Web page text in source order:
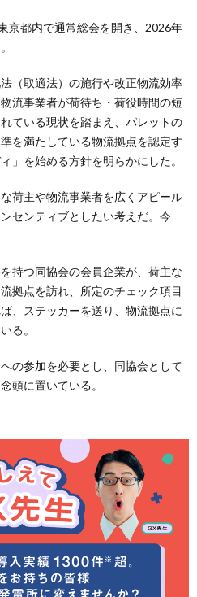
京都内で通常総会を開き、2026年
（取適法）の施行や改正物流効率
流事業者が荷待ち・荷役時間の短
ている現状を踏まえ、パレットの
を満たしている物流拠点を認定す
」を始める方針を明らかにした。
荷主や物流事業者を広くアピール
センティブとしたい考えだ。今
持つ同協会の会員企業が、荷主な
拠点を訪れ、所定のチェック項目
、ステッカーを送り、物流拠点に
る。
の参加を必要とし、同協会として
頭に置いている。